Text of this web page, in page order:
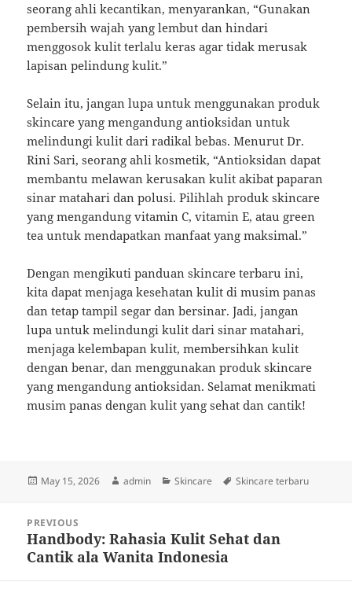
seorang ahli kecantikan, menyarankan, “Gunakan
pembersih wajah yang lembut dan hindari
menggosok kulit terlalu keras agar tidak merusak
lapisan pelindung kulit.”
Selain itu, jangan lupa untuk menggunakan produk
skincare yang mengandung antioksidan untuk
melindungi kulit dari radikal bebas. Menurut Dr.
Rini Sari, seorang ahli kosmetik, “Antioksidan dapat
membantu melawan kerusakan kulit akibat paparan
sinar matahari dan polusi. Pilihlah produk skincare
yang mengandung vitamin C, vitamin E, atau green
tea untuk mendapatkan manfaat yang maksimal.”
Dengan mengikuti panduan skincare terbaru ini,
kita dapat menjaga kesehatan kulit di musim panas
dan tetap tampil segar dan bersinar. Jadi, jangan
lupa untuk melindungi kulit dari sinar matahari,
menjaga kelembapan kulit, membersihkan kulit
dengan benar, dan menggunakan produk skincare
yang mengandung antioksidan. Selamat menikmati
musim panas dengan kulit yang sehat dan cantik!
Posted
May 15, 2026 Author
admin Categories
Skincare Tags
Skincare terbaru
navigation
PREVIOUS
Previous
post:
Handbody: Rahasia Kulit Sehat dan
Cantik ala Wanita Indonesia